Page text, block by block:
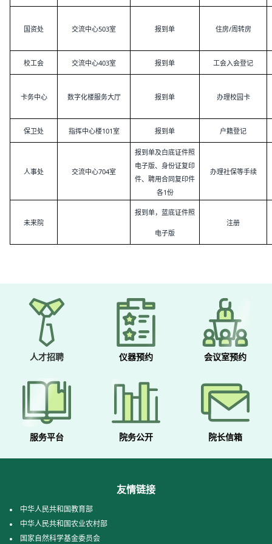
国资处 交流中心503室 报到单 住房/周转房
校工会 交流中心403室 报到单 工会入会登记
卡务中心 数字化楼服务大厅 报到单 办理校园卡
保卫处 指挥中心楼101室 报到单 户籍登记
人事处 交流中心704室
报到单及白底证件照
电子版、身份证复印
件、聘用合同复印件
各1份
办理社保等手续
未来院
报到单，蓝底证件照
电子版
注册
人才招聘 仪器预约 会议室预约
服务平台 院务公开 院长信箱
友情链接
中华人民共和国教育部
中华人民共和国农业农村部
国家自然科学基金委员会